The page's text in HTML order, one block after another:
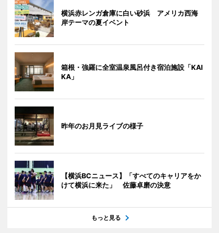
横浜赤レンガ倉庫に白い砂浜 アメリカ西海
岸テーマの夏イベント
箱根・強羅に全室温泉風呂付き宿泊施設「KAI
KA」
昨年のお月見ライブの様子
【横浜BCニュース】「すべてのキャリアをか
けて横浜に来た」 佐藤卓磨の決意
もっと見る